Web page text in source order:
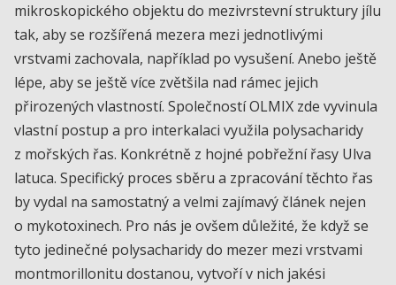
mikroskopického objektu do mezivrstevní struktury jílu
tak, aby se rozšířená mezera mezi jednotlivými
vrstvami zachovala, například po vysušení. Anebo ještě
lépe, aby se ještě více zvětšila nad rámec jejich
přirozených vlastností. Společností OLMIX zde vyvinula
vlastní postup a pro interkalaci využila polysacharidy
z mořských řas. Konkrétně z hojné pobřežní řasy Ulva
latuca. Specifický proces sběru a zpracování těchto řas
by vydal na samostatný a velmi zajímavý článek nejen
o mykotoxinech. Pro nás je ovšem důležité, že když se
tyto jedinečné polysacharidy do mezer mezi vrstvami
montmorillonitu dostanou, vytvoří v nich jakési